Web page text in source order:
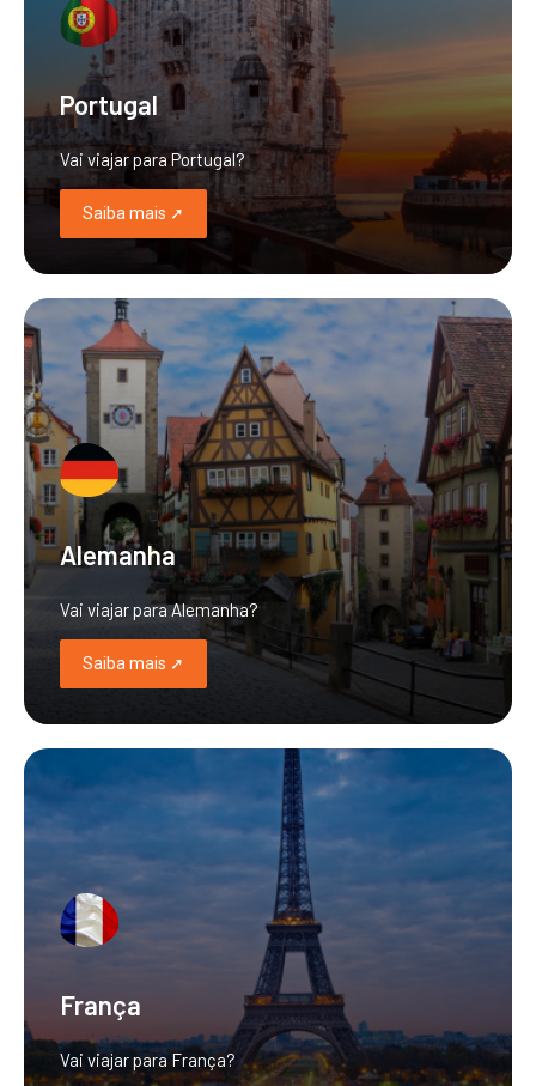
Portugal
Vai viajar para Portugal?
Saiba mais ➚
Alemanha
Vai viajar para Alemanha?
Saiba mais ➚
França
Vai viajar para França?